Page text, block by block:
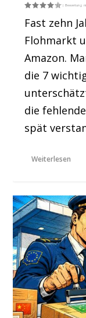
Fast zehn
Flohmarkt
Amazon.
die 7
die
spät
Weiterlesen